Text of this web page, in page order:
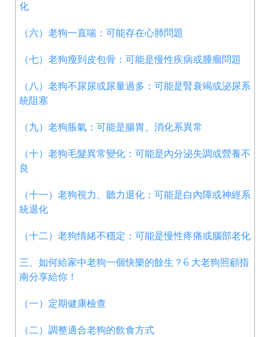
化
（六）老狗一直喘：可能存在心肺問題
（七）老狗瘦到皮包骨：可能是慢性疾病或腫瘤問題
（八）老狗不尿尿或尿量過多：可能是腎衰竭或泌尿系
統阻塞
（九）老狗脹氣：可能是腸胃、消化系異常
（十）老狗毛髮異常變化：可能是內分泌失調或營養不
良
（十一）老狗視力、聽力退化：可能是白內障或神經系
統退化
（十二）老狗情緒不穩定：可能是慢性疼痛或腦部老化
三、如何給家中老狗一個快樂的餘生？6 大老狗照顧指
南分享給你！
（一）定期健康檢查
（二）調整適合老狗的飲食方式